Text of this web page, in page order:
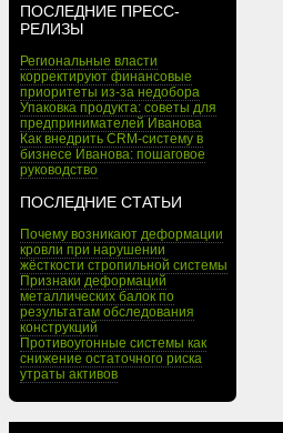
ПОСЛЕДНИЕ ПРЕСС-
РЕЛИЗЫ
Региональные власти
корректируют финансовые
приоритеты из-за недобора
Упаковка продукта: советы для
предпринимателей Иванова
Как внедрить CRM-систему в
бизнесе Иванова: пошаговое
руководство
ПОСЛЕДНИЕ СТАТЬИ
Почему возникают деформации
кровли при нарушении
жёсткости стропильной системы
Признаки деформаций
металлических балок по
результатам обследования
конструкций
Противоугонные системы как
снижение остаточного риска
утраты активов